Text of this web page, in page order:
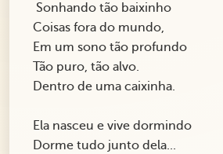
Sonhando tão baixinho
Coisas fora do mundo,
Em um sono tão profundo
Tão puro, tão alvo.
Dentro de uma caixinha.
Ela nasceu e vive dormindo
Dorme tudo junto dela...